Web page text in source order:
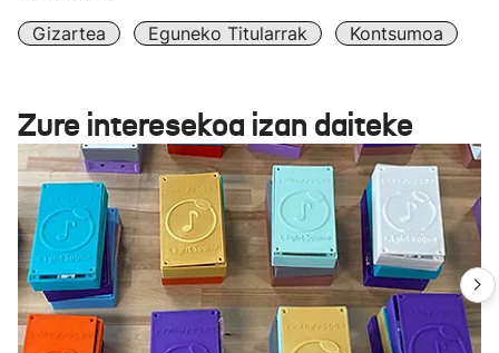
Gizartea Eguneko Titularrak Kontsumoa
Zure interesekoa izan daiteke